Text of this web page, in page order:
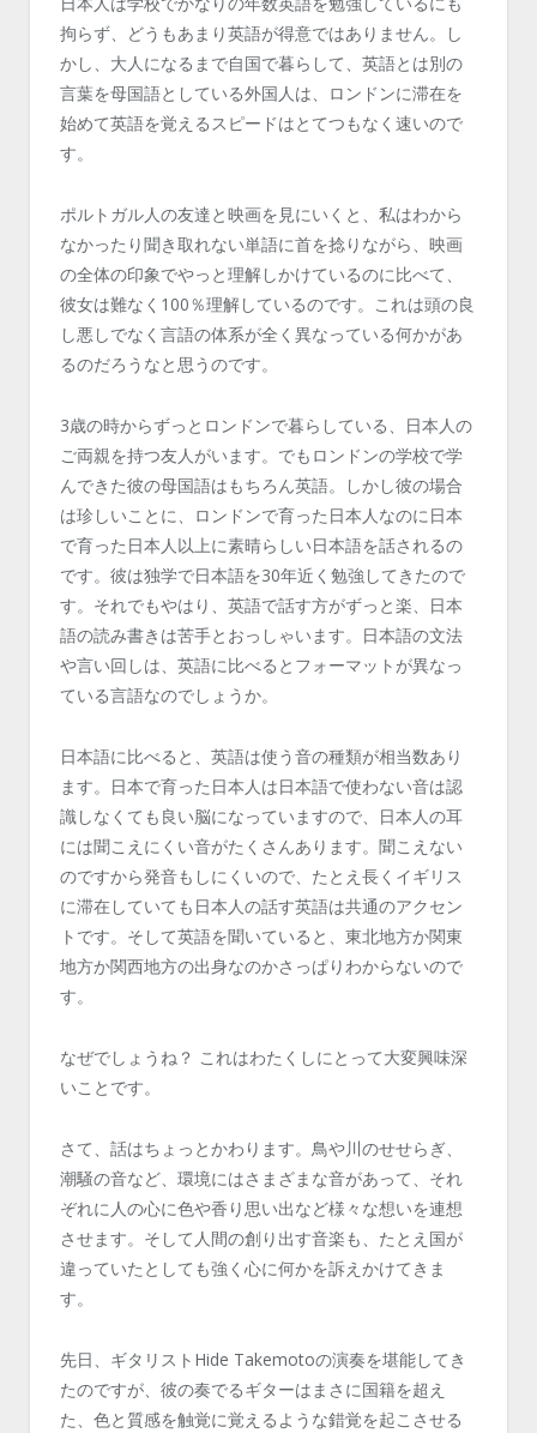
拘らず、どうもあまり英語が得意ではありません。し
かし、大人になるまで自国で暮らして、英語とは別の
言葉を母国語としている外国人は、ロンドンに滞在を
始めて英語を覚えるスピードはとてつもなく速いので
す。
ポルトガル人の友達と映画を見にいくと、私はわから
なかったり聞き取れない単語に首を捻りながら、映画
の全体の印象でやっと理解しかけているのに比べて、
彼女は難なく100％理解しているのです。これは頭の良
し悪しでなく言語の体系が全く異なっている何かがあ
るのだろうなと思うのです。
3歳の時からずっとロンドンで暮らしている、日本人の
ご両親を持つ友人がいます。でもロンドンの学校で学
んできた彼の母国語はもちろん英語。しかし彼の場合
は珍しいことに、ロンドンで育った日本人なのに日本
で育った日本人以上に素晴らしい日本語を話されるの
です。彼は独学で日本語を30年近く勉強してきたので
す。それでもやはり、英語で話す方がずっと楽、日本
語の読み書きは苦手とおっしゃいます。日本語の文法
や言い回しは、英語に比べるとフォーマットが異なっ
ている言語なのでしょうか。
日本語に比べると、英語は使う音の種類が相当数あり
ます。日本で育った日本人は日本語で使わない音は認
識しなくても良い脳になっていますので、日本人の耳
には聞こえにくい音がたくさんあります。聞こえない
のですから発音もしにくいので、たとえ長くイギリス
に滞在していても日本人の話す英語は共通のアクセン
トです。そして英語を聞いていると、東北地方か関東
地方か関西地方の出身なのかさっぱりわからないので
す。
なぜでしょうね？ これはわたくしにとって大変興味深
いことです。
さて、話はちょっとかわります。鳥や川のせせらぎ、
潮騒の音など、環境にはさまざまな音があって、それ
ぞれに人の心に色や香り思い出など様々な想いを連想
させます。そして人間の創り出す音楽も、たとえ国が
違っていたとしても強く心に何かを訴えかけてきま
す。
先日、ギタリストHide Takemotoの演奏を堪能してき
たのですが、彼の奏でるギターはまさに国籍を超え
た、色と質感を触覚に覚えるような錯覚を起こさせる